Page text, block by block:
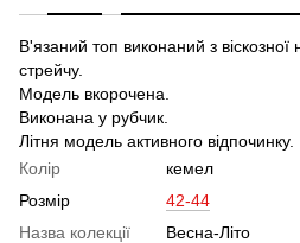
В'язаний топ виконаний з віскозної
стрейчу.
Модель вкорочена.
Виконана у рубчик.
Літня модель активного відпочинку.
Колір
кемел
Розмір
42-44
Назва колекції
Весна-Літо